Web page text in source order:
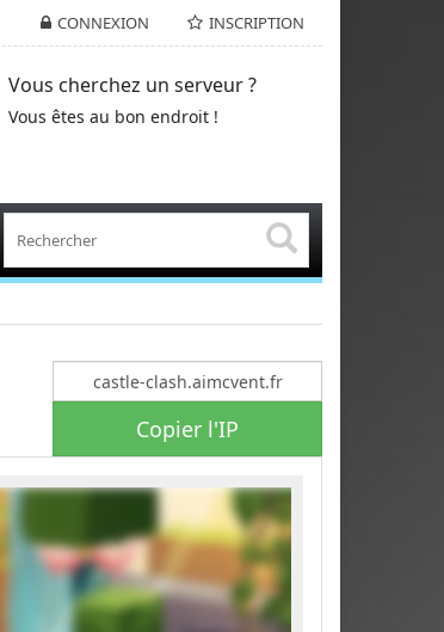
CONNEXION INSCRIPTION
Vous cherchez un serveur ?
Vous êtes au bon endroit !
Copier l'IP